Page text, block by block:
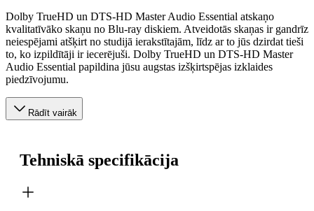
Dolby TrueHD un DTS-HD Master Audio Essential atskaņo
kvalitatīvāko skaņu no Blu-ray diskiem. Atveidotās skaņas ir gandrīz
neiespējami atšķirt no studijā ierakstītajām, līdz ar to jūs dzirdat tieši
to, ko izpildītāji ir iecerējuši. Dolby TrueHD un DTS-HD Master
Audio Essential papildina jūsu augstas izšķirtspējas izklaides
piedzīvojumu.
Rādīt vairāk
Tehniskā specifikācija